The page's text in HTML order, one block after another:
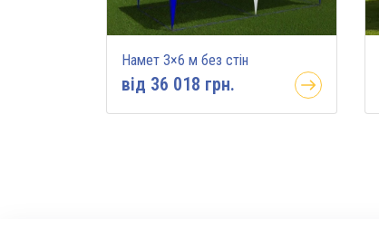
Намет 3×6 м без стін
вiд 36 018 грн.